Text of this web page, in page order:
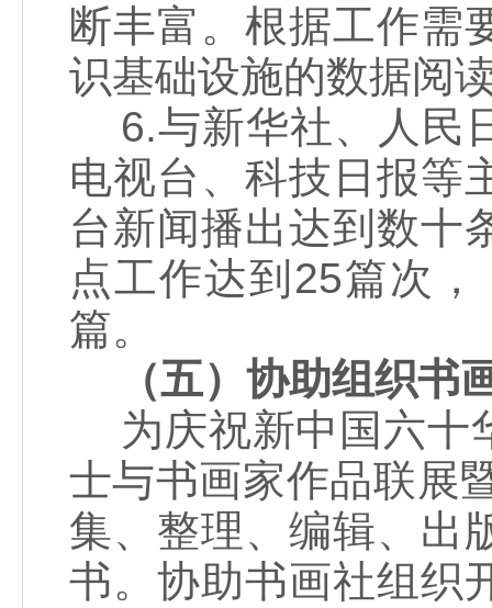
断丰富。根据工作需
识基础设施的数据阅
6.与新华社、人民
电视台、科技日报等
台新闻播出达到数十
点工作达到25篇次
篇。
（五）协助组织书
为庆祝新中国六十
士与书画家作品联展
集、整理、编辑、出
书。协助书画社组织